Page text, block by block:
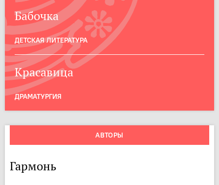
Бабочка
ДЕТСКАЯ ЛИТЕРАТУРА
Красавица
ДРАМАТУРГИЯ
АВТОРЫ
Гармонь